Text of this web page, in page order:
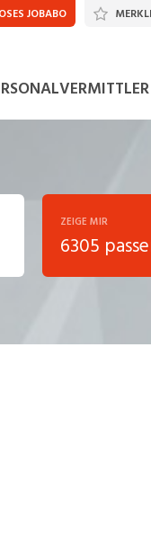
JOBABO
ZEIGE MIR
6305